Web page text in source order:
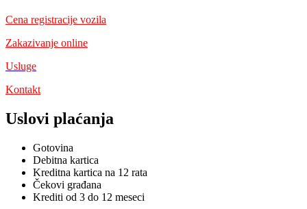
Cena registracije vozila
Zakazivanje online
Usluge
Kontakt
Uslovi plaćanja
Gotovina
Debitna kartica
Kreditna kartica na 12 rata
Čekovi građana
Krediti od 3 do 12 meseci